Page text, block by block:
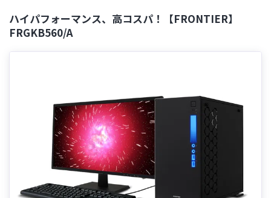
ハイパフォーマンス、高コスパ！【FRONTIER】
FRGKB560/A